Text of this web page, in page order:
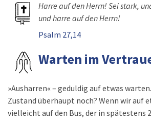
Harre auf den Herrn! Sei stark,
und harre auf den Herrn!
Psalm 27,14
Warten im
»Ausharren« – geduldig auf etwas
Zustand überhaupt noch? Wenn wir auf
vielleicht auf den Bus, der in spätestens